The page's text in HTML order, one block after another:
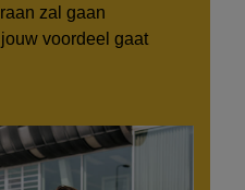
zal gaan
voordeel gaat